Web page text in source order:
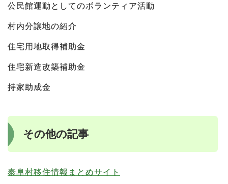
公民館運動としてのボランティア活動
村内分譲地の紹介
住宅用地取得補助金
住宅新造改築補助金
持家助成金
その他の記事
泰阜村移住情報まとめサイト